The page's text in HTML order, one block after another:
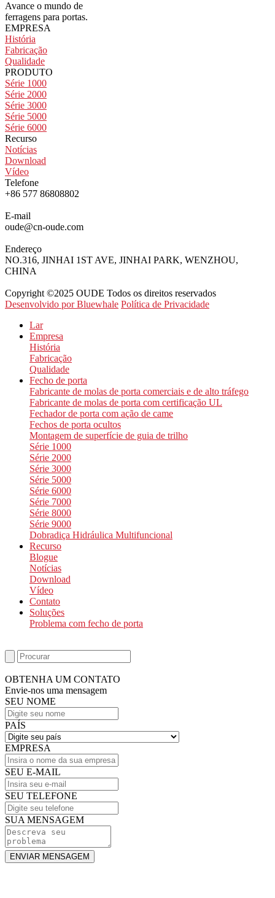
Avance o mundo de
ferragens para portas.
EMPRESA
História
Fabricação
Qualidade
PRODUTO
Série 1000
Série 2000
Série 3000
Série 5000
Série 6000
Recurso
Notícias
Download
Vídeo
Telefone
+86 577 86808802
E-mail
oude@cn-oude.com
Endereço
NO.316, JINHAI 1ST AVE, JINHAI PARK, WENZHOU,
CHINA
Copyright ©2025 OUDE Todos os direitos reservados
Desenvolvido por Bluewhale Política de Privacidade
Lar
Empresa
História
Fabricação
Qualidade
Fecho de porta
Fabricante de molas de porta comerciais e de alto tráfego
Fabricante de molas de porta com certificação UL
Fechador de porta com ação de came
Fechos de porta ocultos
Montagem de superfície de guia de trilho
Série 1000
Série 2000
Série 3000
Série 5000
Série 6000
Série 7000
Série 8000
Série 9000
Dobradiça Hidráulica Multifuncional
Recurso
Blogue
Notícias
Download
Vídeo
Contato
Soluções
Problema com fecho de porta
OBTENHA UM CONTATO
Envie-nos uma mensagem
SEU NOME
PAÍS
EMPRESA
SEU E-MAIL
SEU TELEFONE
SUA MENSAGEM
ENVIAR MENSAGEM